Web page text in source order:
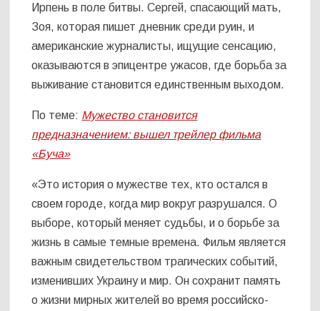
Ирпень в поле битвы. Сергей, спасающий мать,
Зоя, которая пишет дневник среди руин, и
американские журналисты, ищущие сенсацию,
оказываются в эпицентре ужасов, где борьба за
выживание становится единственным выходом.
По теме: Мужество становится
предназначением: вышел трейлер фильма
«Буча»
«Это история о мужестве тех, кто остался в
своем городе, когда мир вокруг разрушался. О
выборе, который меняет судьбы, и о борьбе за
жизнь в самые темные времена. Фильм является
важным свидетельством трагических событий,
изменивших Украину и мир. Он сохранит память
о жизни мирных жителей во время российско-